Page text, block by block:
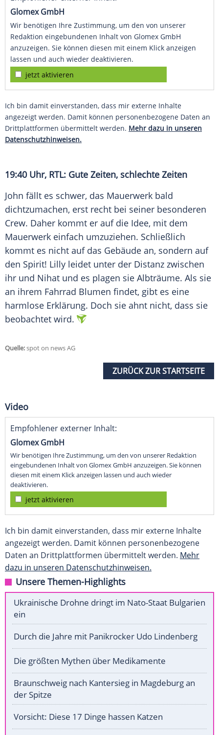
Glomex GmbH
Wir benötigen Ihre Zustimmung, um den von unserer
Redaktion eingebundenen Inhalt von Glomex GmbH
anzuzeigen. Sie können diesen mit einem Klick anzeigen
lassen und auch wieder deaktivieren.
jetzt aktivieren
Ich bin damit einverstanden, dass mir externe Inhalte
angezeigt werden. Damit können personenbezogene Daten an
Drittplattformen übermittelt werden. Mehr dazu in unseren
Datenschutzhinweisen.
19:40 Uhr, RTL: Gute Zeiten, schlechte Zeiten
John fällt es schwer, das Mauerwerk bald
dichtzumachen, erst recht bei seiner besonderen
Crew. Daher kommt er auf die Idee, mit dem
Mauerwerk einfach umzuziehen. Schließlich
kommt es nicht auf das Gebäude an, sondern auf
den Spirit! Lilly leidet unter der Distanz zwischen
ihr und Nihat und es plagen sie Albträume. Als sie
an ihrem Fahrrad Blumen findet, gibt es eine
harmlose Erklärung. Doch sie ahnt nicht, dass sie
beobachtet wird.
Quelle:spot on news AG
ZURÜCK ZUR STARTSEITE
Video
Empfohlener externer Inhalt:
Glomex GmbH
Wir benötigen Ihre Zustimmung, um den von unserer Redaktion
eingebundenen Inhalt von Glomex GmbH anzuzeigen. Sie können
diesen mit einem Klick anzeigen lassen und auch wieder
deaktivieren.
jetzt aktivieren
Ich bin damit einverstanden, dass mir externe Inhalte
angezeigt werden. Damit können personenbezogene
Daten an Drittplattformen übermittelt werden. Mehr
dazu in unseren Datenschutzhinweisen.
Unsere Themen-Highlights
Ukrainische Drohne dringt im Nato-Staat Bulgarien
ein
Durch die Jahre mit Panikrocker Udo Lindenberg
Die größten Mythen über Medikamente
Braunschweig nach Kantersieg in Magdeburg an
der Spitze
Vorsicht: Diese 17 Dinge hassen Katzen